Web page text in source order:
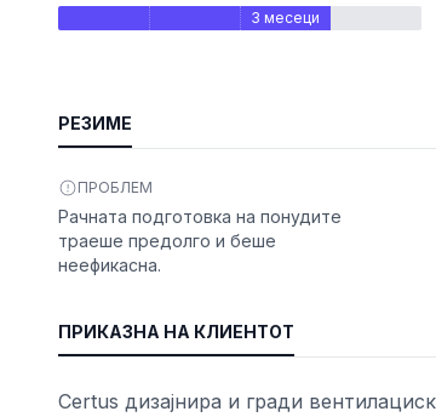
3 месеци
РЕЗИМЕ
ПРОБЛЕМ
Рачната подготовка на понудите
траеше предолго и беше
неефикасна.
ПРИКАЗНА НА КЛИЕНТОТ
Certus дизајнира и гради